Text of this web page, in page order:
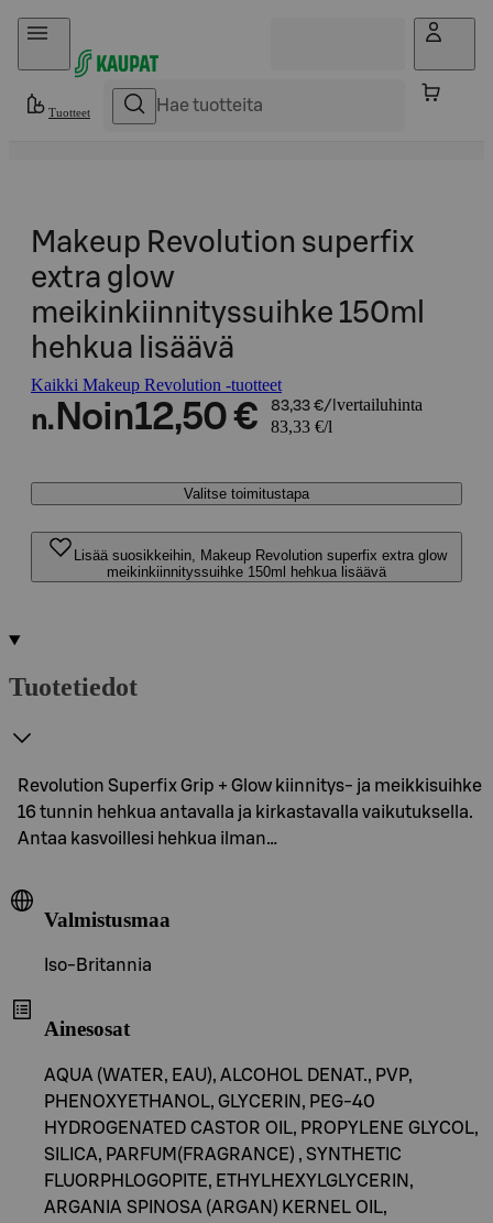
Hyppää sisältöön
Tuotteet
Makeup Revolution superfix
extra glow
meikinkiinnityssuihke 150ml
hehkua lisäävä
Kaikki Makeup Revolution -tuotteet
n. Noin12,50 € 83,33 €/l vertailuhinta
83,33 €/l
Valitse toimitustapa
Lisää suosikkeihin, Makeup Revolution superfix extra glow
meikinkiinnityssuihke 150ml hehkua lisäävä
Tuotetiedot
Revolution Superfix Grip + Glow kiinnitys- ja meikkisuihke
16 tunnin hehkua antavalla ja kirkastavalla vaikutuksella.
Antaa kasvoillesi hehkua ilman…
Valmistusmaa
Iso-Britannia
Ainesosat
AQUA (WATER, EAU), ALCOHOL DENAT., PVP,
PHENOXYETHANOL, GLYCERIN, PEG-40
HYDROGENATED CASTOR OIL, PROPYLENE GLYCOL,
SILICA, PARFUM(FRAGRANCE) , SYNTHETIC
FLUORPHLOGOPITE, ETHYLHEXYLGLYCERIN,
ARGANIA SPINOSA (ARGAN) KERNEL OIL,